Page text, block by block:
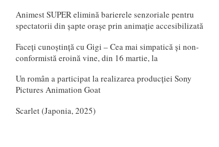
Animest SUPER elimină barierele senzoriale pentru
spectatorii din șapte orașe prin animație accesibilizată
Faceți cunoștință cu Gigi – Cea mai simpatică și non-
conformistă eroină vine, din 16 martie, la
Un român a participat la realizarea producției Sony
Pictures Animation Goat
Scarlet (Japonia, 2025)